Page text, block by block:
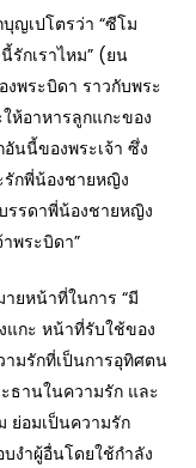
เปโตรว่า “ซีโม
รักเราไหม” (ยน
งพระบิดา ราวกับพระ
ห้อาหารลูกแกะของ
นนี้ของพระเจ้า ซึ่ง
รักพี่น้องชายหญิง
รรดาพี่น้องชายหญิง
พระบิดา”
หน้าที่ในการ “มี
แกะ หน้าที่รับใช้ของ
มรักที่เป็นการอุทิศตน
ธานในความรัก และ
ย่อมเป็นความรัก
งำผู้อื่นโดยใช้กำลัง